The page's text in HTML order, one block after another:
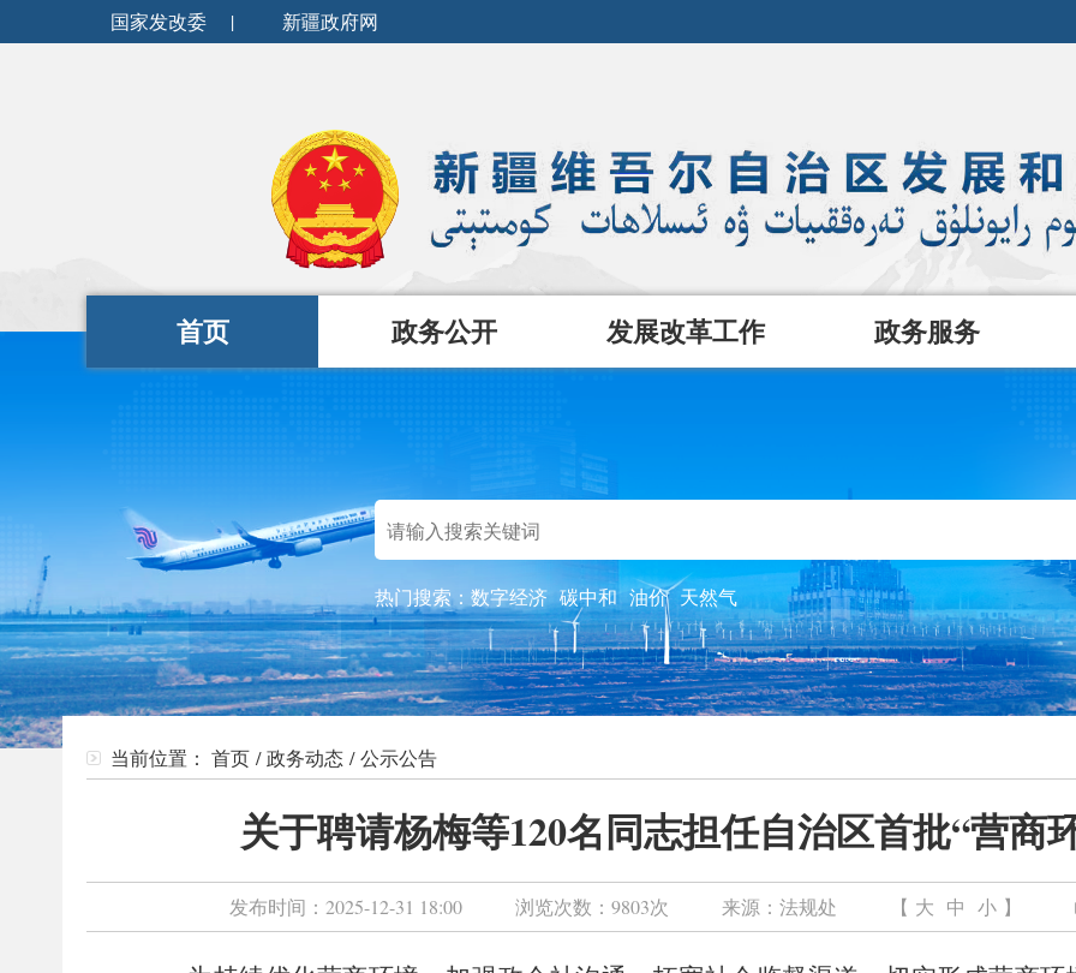
国家发改委 | 新疆政府网
首页 政务公开 发展改革工作 政务服务
热门搜索： 数字经济 碳中和 油价 天然气
当前位置： 首页 /政务动态 /公示公告
关于聘请杨梅等120名同志担任自治区首批“营商
发布时间： 2025-12-31 18:00 浏览次数： 9803次 来源： 法规处 【 大 中 小 】